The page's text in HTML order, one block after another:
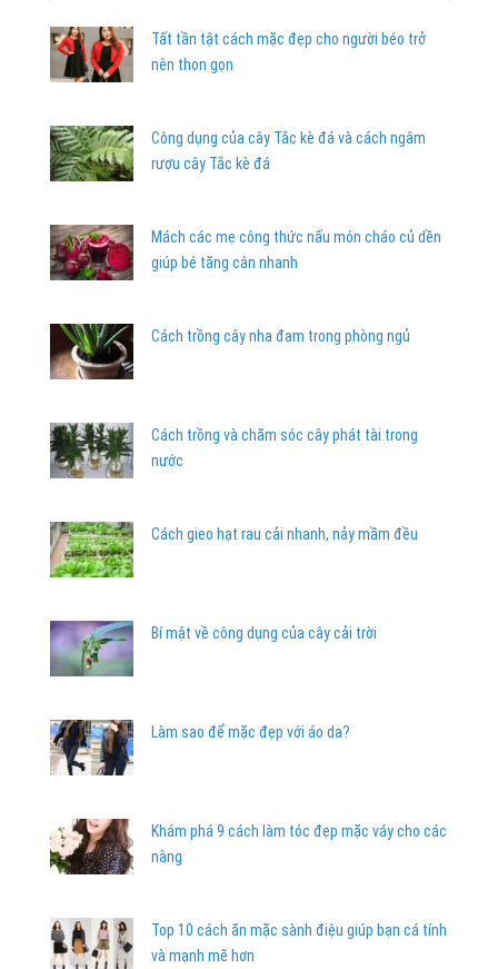
Tất tần tật cách mặc đẹp cho người béo trở
nên thon gọn
Công dụng của cây Tắc kè đá và cách ngâm
rượu cây Tắc kè đá
Mách các mẹ công thức nấu món cháo củ dền
giúp bé tăng cân nhanh
Cách trồng cây nha đam trong phòng ngủ
Cách trồng và chăm sóc cây phát tài trong
nước
Cách gieo hạt rau cải nhanh, nảy mầm đều
Bí mật về công dụng của cây cải trời
Làm sao để mặc đẹp với áo da?
Khám phá 9 cách làm tóc đẹp mặc váy cho các
nàng
Top 10 cách ăn mặc sành điệu giúp bạn cá tính
và mạnh mẽ hơn